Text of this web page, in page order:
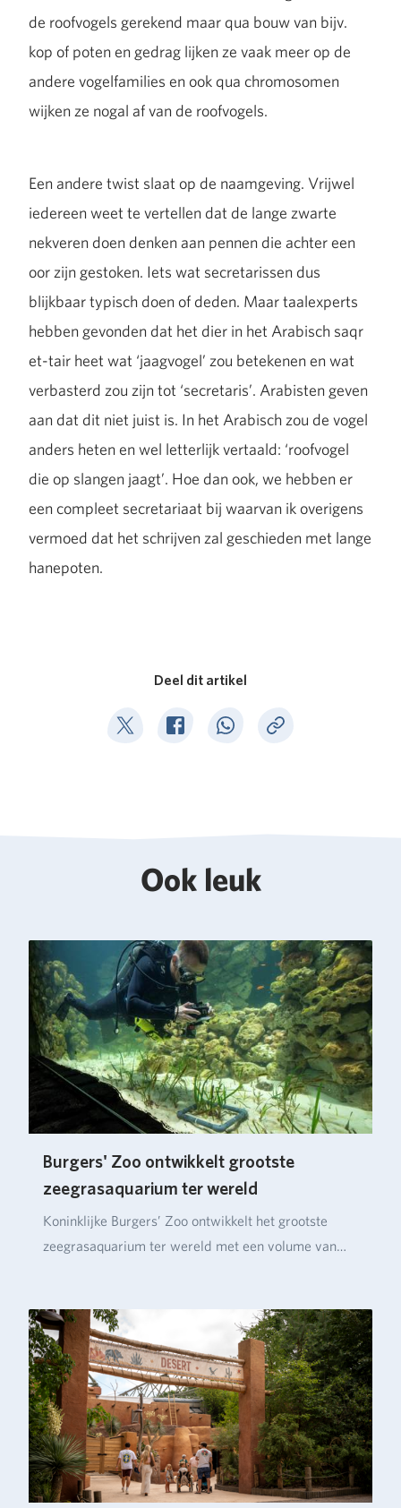
de roofvogels gerekend maar qua bouw van bijv.
kop of poten en gedrag lijken ze vaak meer op de
andere vogelfamilies en ook qua chromosomen
wijken ze nogal af van de roofvogels.
Een andere twist slaat op de naamgeving. Vrijwel
iedereen weet te vertellen dat de lange zwarte
nekveren doen denken aan pennen die achter een
oor zijn gestoken. Iets wat secretarissen dus
blijkbaar typisch doen of deden. Maar taalexperts
hebben gevonden dat het dier in het Arabisch saqr
et-tair heet wat ‘jaagvogel’ zou betekenen en wat
verbasterd zou zijn tot ‘secretaris’. Arabisten geven
aan dat dit niet juist is. In het Arabisch zou de vogel
anders heten en wel letterlijk vertaald: ‘roofvogel
die op slangen jaagt’. Hoe dan ook, we hebben er
een compleet secretariaat bij waarvan ik overigens
vermoed dat het schrijven zal geschieden met lange
hanepoten.
Deel dit artikel
Deel op TwitterDeel op Facebook
Deel op WhatsApp
Kopieer link
Ook leuk
Burgers' Zoo ontwikkelt grootste
zeegrasaquarium ter wereld
Koninklijke Burgers’ Zoo ontwikkelt het grootste
zeegrasaquarium ter wereld met een volume van